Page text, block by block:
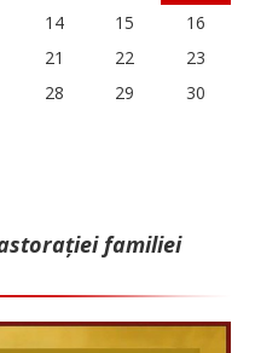
14 15
16
21 22
23
28 29
30
familiei